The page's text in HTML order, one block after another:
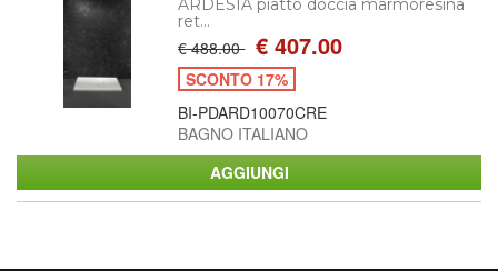
ARDESIA piatto doccia marmoresina
ret...
€ 488.00 € 407.00
SCONTO 17%
BI-PDARD10070CRE
BAGNO ITALIANO